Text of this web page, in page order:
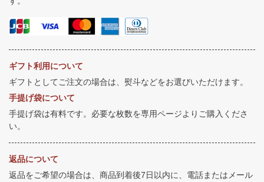
ギフト利用について
ギフトとしてご注文の場合は、熨斗などをお選びいただけます。
手提げ袋について
手提げ袋は有料です。必要な枚数を専用ページよりご購入くださ
い。
返品について
返品をご希望の場合は、商品到着後7日以内に、電話またはメール